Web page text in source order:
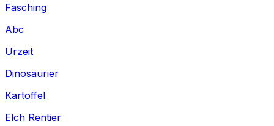
Fasching
Abc
Urzeit
Dinosaurier
Kartoffel
Elch Rentier